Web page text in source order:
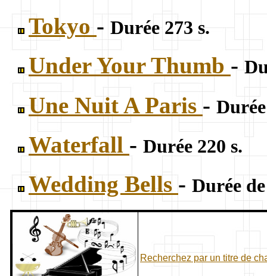
Tokyo - Durée 273 s.
Under Your Thumb -
Une Nuit A Paris -
Waterfall - Durée 220 s.
Wedding Bells- Durée
Recherchez par un titre de